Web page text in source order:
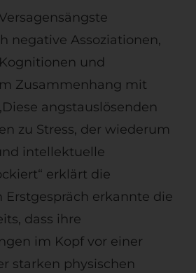
negative Assoziationen,
und
Zusammenhang mit
angstauslösenden
zu Stress, der wiederum
intellektuelle
erklärt die
Erstgespräch erkannte die
dass ihre
im Kopf vor einer
starken physischen